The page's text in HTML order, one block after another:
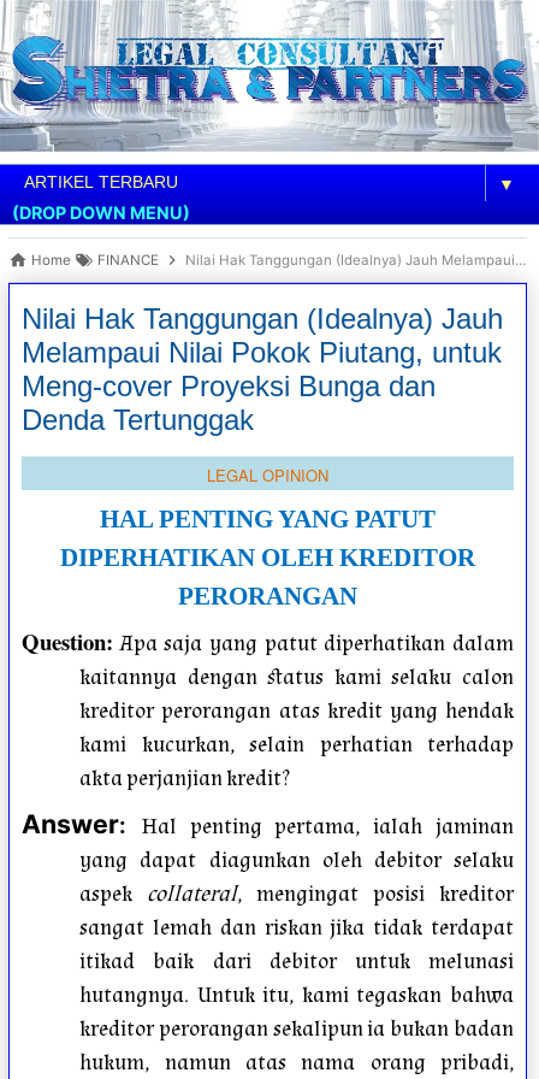
▼
(DROP DOWN MENU)
Home FINANCE Nilai Hak Tanggungan (Idealnya) Jauh Melampaui Nilai Pokok Piutang, untuk Meng-cover Proyeksi Bunga dan Denda Tertunggak
Nilai Hak Tanggungan (Idealnya) Jauh
Melampaui Nilai Pokok Piutang, untuk
Meng-cover Proyeksi Bunga dan
Denda Tertunggak
LEGAL OPINION
HAL PENTING YANG PATUT
DIPERHATIKAN OLEH KREDITOR
PERORANGAN
Question: Apa saja yang patut diperhatikan dalam
kaitannya dengan status kami selaku calon
kreditor perorangan atas kredit yang hendak
kami kucurkan, selain perhatian terhadap
akta perjanjian kredit?
Answer:
Hal penting pertama, ialah jaminan
yang dapat diagunkan oleh debitor selaku
aspek collateral, mengingat posisi kreditor
sangat lemah dan riskan jika tidak terdapat
itikad baik dari debitor untuk melunasi
hutangnya. Untuk itu, kami tegaskan bahwa
kreditor perorangan sekalipun ia bukan badan
hukum, namun atas nama orang pribadi,